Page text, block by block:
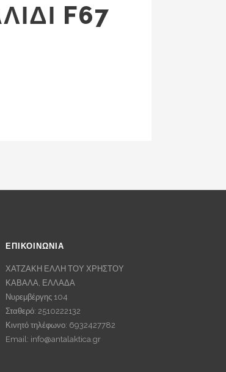
F67
ΕΠΙΚΟΙΝΩΝΙΑ
ΧΑΤΖΑΚΗ ΕΛΛΗ ΤΟΥ ΧΡΗΣΤΟΥ
ΚΑΒΑΛΑ, ΕΛΛΑΔΑ
Νυρεμβέργης 104
Σταθερό: 2510222132
Κινητό τηλέφωνο: 6932427782
Email: info@antalaktica.gr